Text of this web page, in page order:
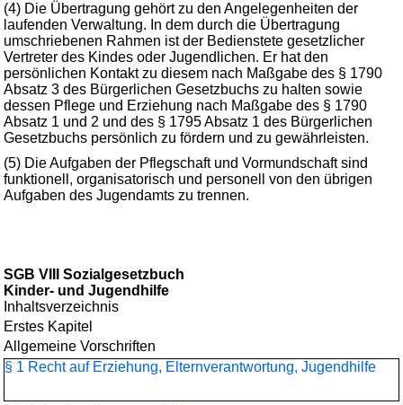
(4) Die Übertragung gehört zu den Angelegenheiten der
laufenden Verwaltung. In dem durch die Übertragung
umschriebenen Rahmen ist der Bedienstete gesetzlicher
Vertreter des Kindes oder Jugendlichen. Er hat den
persönlichen Kontakt zu diesem nach Maßgabe des § 1790
Absatz 3 des Bürgerlichen Gesetzbuchs zu halten sowie
dessen Pflege und Erziehung nach Maßgabe des § 1790
Absatz 1 und 2 und des § 1795 Absatz 1 des Bürgerlichen
Gesetzbuchs persönlich zu fördern und zu gewährleisten.
(5) Die Aufgaben der Pflegschaft und Vormundschaft sind
funktionell, organisatorisch und personell von den übrigen
Aufgaben des Jugendamts zu trennen.
SGB VIII Sozialgesetzbuch
Kinder- und Jugendhilfe
Inhaltsverzeichnis
Erstes Kapitel
Allgemeine Vorschriften
§ 1 Recht auf Erziehung, Elternverantwortung, Jugendhilfe